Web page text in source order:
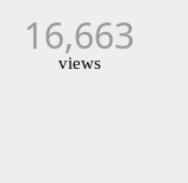
16,663
views